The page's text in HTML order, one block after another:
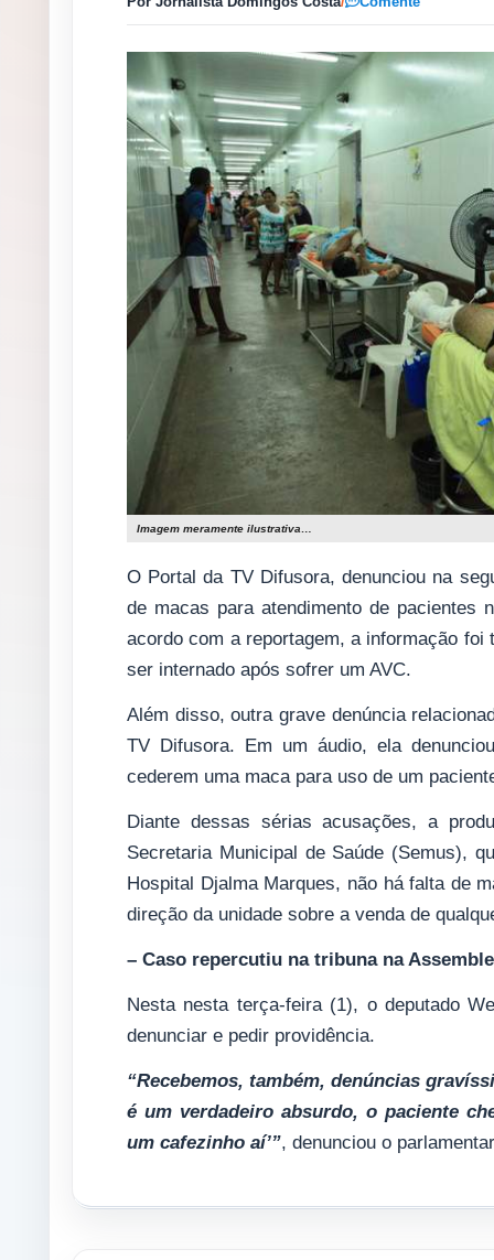
Imagem meramente ilustrativa…
O Portal da TV Difusora, denunciou na
de macas para atendimento de pacientes
acordo com a reportagem, a informação
ser internado após sofrer um AVC.
Além disso, outra grave denúncia
TV Difusora. Em um áudio, ela
cederem uma maca para uso de um
Diante dessas sérias acusações, a
Secretaria Municipal de Saúde (Semus),
Hospital Djalma Marques, não há falta de
direção da unidade sobre a venda de
– Caso repercutiu na tribuna na
Nesta nesta terça-feira (1), o deputado
denunciar e pedir providência.
“Recebemos, também, denúncias
é um verdadeiro absurdo, o paciente
um cafezinho aí’”, denunciou o